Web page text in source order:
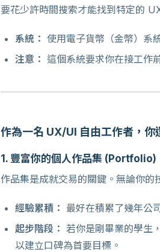
要花少許時間搜索才能找到特定的
系統： 使用電子貨幣（金幣）系
注意： 這個系統要求你在接工作
作為一名 UX/UI 自由工作者，你
1. 豐富你的個人作品集 (Portfolio)
作品集是成就交易的關鍵。無論你的
經驗累積： 最好在積累了幾年公
起步階段： 若你是剛畢業的學生
以建立口碑為首要目標。